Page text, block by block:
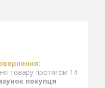
товару протягом 14
покупця